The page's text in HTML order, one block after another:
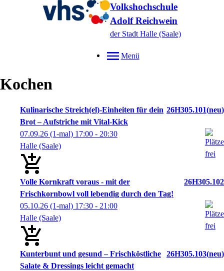
Volkshochschule
Adolf Reichwein
der Stadt Halle (Saale)
Menü
Kochen
Kulinarische Streich(el)-Einheiten für dein
Brot – Aufstriche mit Vital-Kick
26H305.101 neu
07.09.26 (1-mal) 17:00 - 20:30
Halle (Saale)
Volle Kornkraft voraus - mit der
Frischkornbowl voll lebendig durch den Tag!
26H305.102
05.10.26 (1-mal) 17:30 - 21:00
Halle (Saale)
Kunterbunt und gesund – Frischköstliche
Salate & Dressings leicht gemacht
26H305.103 neu